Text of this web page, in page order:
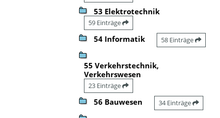
53 Elektrotechnik
59 Einträge
54 Informatik 58 Einträge
55 Verkehrstechnik,
Verkehrswesen
23 Einträge
56 Bauwesen 34 Einträge